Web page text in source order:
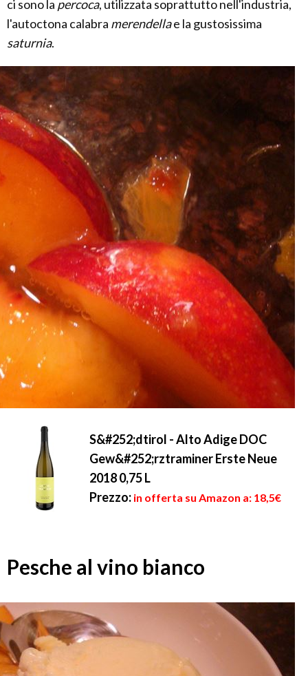
ci sono la percoca, utilizzata soprattutto nell'industria,
l'autoctona calabra merendellae la gustosissima
saturnia.
S&#252;dtirol - Alto Adige DOC
Gew&#252;rztraminer Erste Neue
2018 0,75 L
Prezzo: in offerta su Amazon a: 18,5€
Pesche al vino bianco